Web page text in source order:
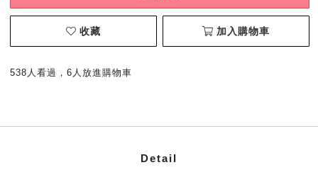
收藏 加入購物車
538人看過，6人放進購物車
Detail